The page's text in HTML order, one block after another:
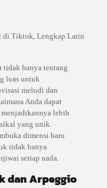
tidak hanya tentang
luas untuk
melodi dan
Anda dapat
menjadikannya lebih
yang unik.
dimensi baru
tidak hanya
setiap nada.
dan Arpeggio